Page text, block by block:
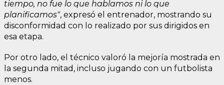
tiempo, no fue lo que hablamos ni lo que
planificamos", expresó el entrenador, mostrando su
disconformidad con lo realizado por sus dirigidos en
esa etapa.
Por otro lado, el técnico valoró la mejoría mostrada en
la segunda mitad, incluso jugando con un futbolista
menos.